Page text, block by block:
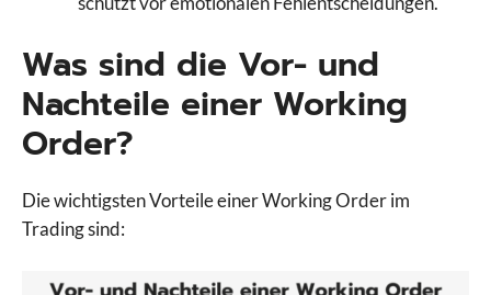
Was sind die Vor- und
Nachteile einer Working
Order?
Die wichtigsten Vorteile einer Working Order im
Trading sind: